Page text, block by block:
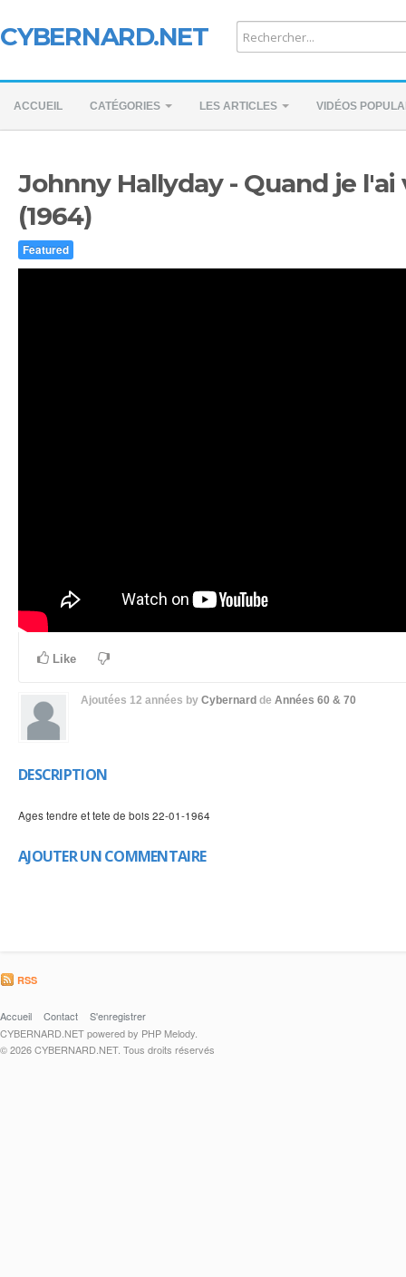
CYBERNARD.NET
ACCUEIL CATÉGORIES LES ARTICLES VIDÉOS
Johnny Hallyday - Quand je
(1964)
Featured
Like
Ajoutées 12 années by Cybernard de Années 60 & 70
DESCRIPTION
Ages tendre et tete de bois 22-01-1964
AJOUTER UN COMMENTAIRE
RSS
Accueil Contact
S'enregistrer
CYBERNARD.NET powered by PHP Melody.
© 2026 CYBERNARD.NET. Tous droits réservés